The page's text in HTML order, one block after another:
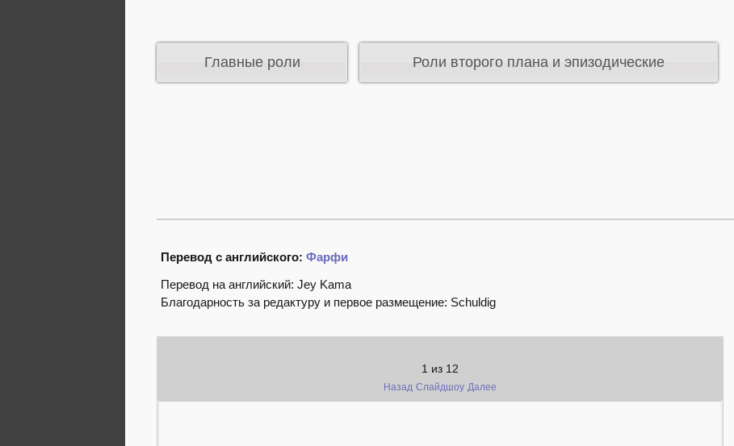
Главные роли Роли второго плана и эпизодические
Перевод с английского:Фарфи
Перевод на английский: Jey Kama
Благодарность за редактуру и первое размещение: Schuldig
1 из 12
Назад Слайдшоу Далее